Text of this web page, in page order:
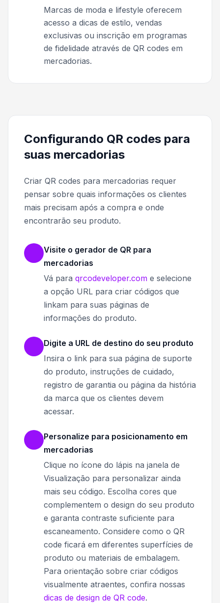
Marcas de moda e lifestyle oferecem
acesso a dicas de estilo, vendas
exclusivas ou inscrição em programas
de fidelidade através de QR codes em
mercadorias.
Configurando QR codes para
suas mercadorias
Criar QR codes para mercadorias requer
pensar sobre quais informações os clientes
mais precisam após a compra e onde
encontrarão seu produto.
Visite o gerador de QR para
mercadorias
Vá para qrcodeveloper.com e selecione
a opção URL para criar códigos que
linkam para suas páginas de
informações do produto.
Digite a URL de destino do seu produto
Insira o link para sua página de suporte
do produto, instruções de cuidado,
registro de garantia ou página da história
da marca que os clientes devem
acessar.
Personalize para posicionamento em
mercadorias
Clique no ícone do lápis na janela de
Visualização para personalizar ainda
mais seu código. Escolha cores que
complementem o design do seu produto
e garanta contraste suficiente para
escaneamento. Considere como o QR
code ficará em diferentes superfícies de
produto ou materiais de embalagem.
Para orientação sobre criar códigos
visualmente atraentes, confira nossas
dicas de design de QR code.